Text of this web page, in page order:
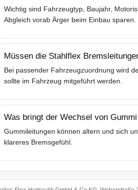
Wichtig sind Fahrzeugtyp, Baujahr,
Abgleich vorab Ärger beim Einbau sparen.
Müssen die Stahlflex
Bei passender Fahrzeugzuordnung wird
sollte im Fahrzeug mitgeführt werden.
Was bringt der Wechsel von
Gummileitungen können altern und sich
klareres Bremsgefühl.